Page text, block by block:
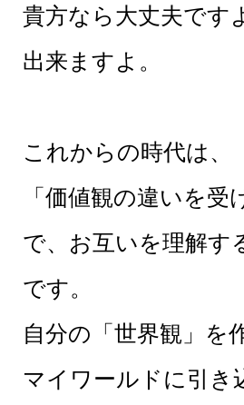
貴方なら大丈夫です
出来ますよ。
これからの時代は、
「価値観の違いを受
で、お互いを理解す
です。
自分の「世界観」を
マイワールドに引き